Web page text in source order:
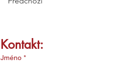
Kontakt:
Jméno *